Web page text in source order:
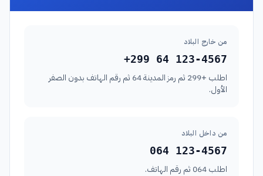
من خارج البلاد
+299 64 123-4567
اطلب +299 ثم رمز المدينة 64 ثم رقم الهاتف بدون الصفر
الأول.
من داخل البلاد
064 123-4567
اطلب 064 ثم رقم الهاتف.